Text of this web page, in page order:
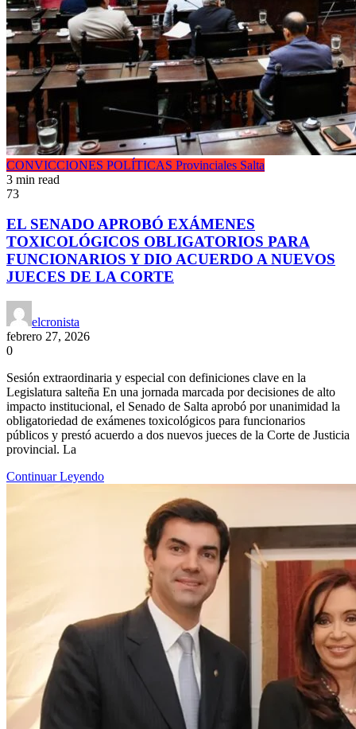
CONVICCIONES POLÍTICAS Provinciales Salta
3 min read
73
EL SENADO APROBÓ EXÁMENES
TOXICOLÓGICOS OBLIGATORIOS PARA
FUNCIONARIOS Y DIO ACUERDO A NUEVOS
JUECES DE LA CORTE
elcronista
febrero 27, 2026
0
Sesión extraordinaria y especial con definiciones clave en la
Legislatura salteña En una jornada marcada por decisiones de alto
impacto institucional, el Senado de Salta aprobó por unanimidad la
obligatoriedad de exámenes toxicológicos para funcionarios
públicos y prestó acuerdo a dos nuevos jueces de la Corte de Justicia
provincial. La
Continuar Leyendo